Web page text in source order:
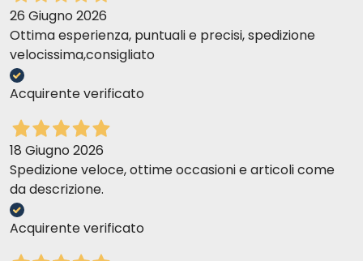
26 Giugno 2026
Ottima esperienza, puntuali e precisi, spedizione
velocissima,consigliato
Acquirente verificato
18 Giugno 2026
Spedizione veloce, ottime occasioni e articoli come
da descrizione.
Acquirente verificato